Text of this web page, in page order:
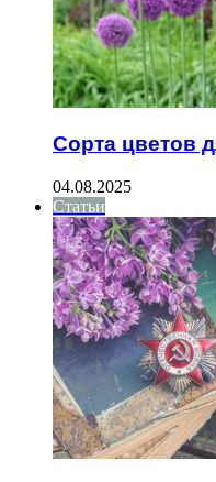
Сорта цветов
04.08.2025
Статьи